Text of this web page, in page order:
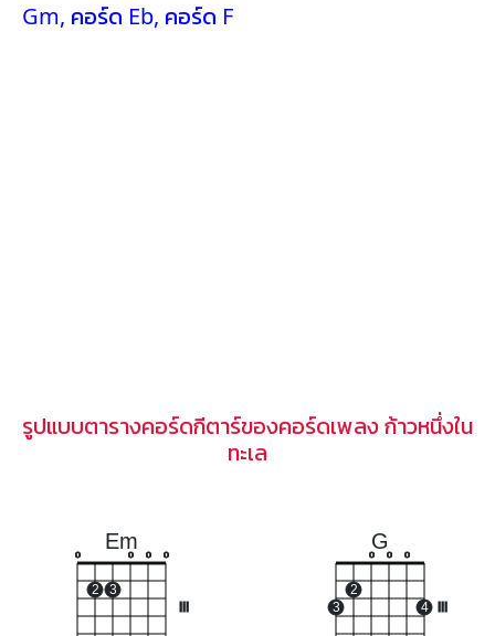
Gm, คอร์ด Eb, คอร์ด F
รูปแบบตารางคอร์ดกีตาร์ของคอร์ดเพลง ก้าวหนึ่งใน
ทะเล
Em
o
2 3
o o o
G
3
2
o o o
4